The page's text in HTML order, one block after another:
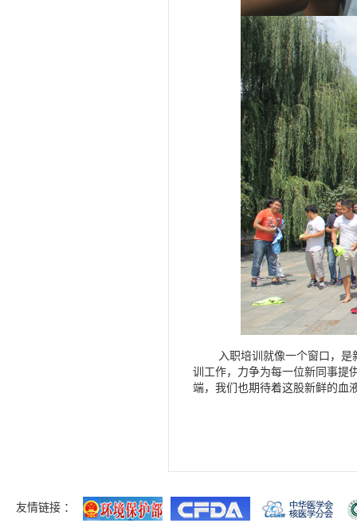
入职培训就像一个窗口，是新
训工作，力争为每一位新同事提
端，我们也期待着这股新鲜的血
友情链接 ：